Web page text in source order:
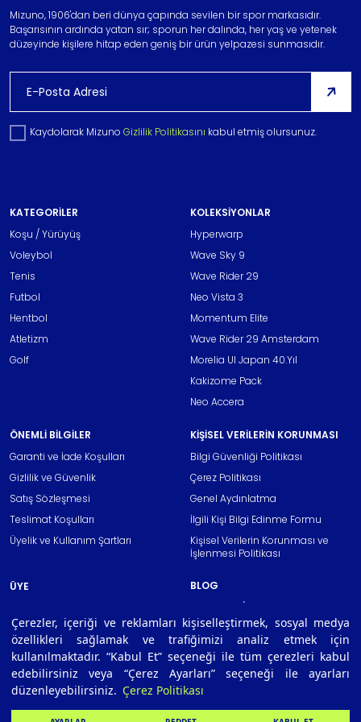
Çerezler, içeriği ve reklamları kişiselleştirmek, sosyal medya
özellikleri sağlamak ve trafiğimizi analiz etmek için
kullanılmaktadır. “Kabul Et” seçeneği ile tüm çerezleri kabul
edebilirsiniz veya “Çerez Ayarları” seçeneği ile ayarları
düzenleyebilirsiniz. Çerez Politikası
Mizuno, 1906'dan beri dünya çapında sevilen bir spor markasıdır.
Başarısının ardında yatan sır; sporun her dalında, her yaş ve yetenek
düzeyinde kişilere hitap eden geniş bir ürün yelpazesi sunmasıdır.
Kaydolarak Mizuno Gizlilik Politikasını kabul etmiş olursunuz.
KATEGORİLER
Koşu / Yürüyüş
Voleybol
Tenis
Futbol
Hentbol
Atletizm
Golf
KOLEKSİYONLAR
Hyperwarp
Wave Sky 9
Wave Rider 29
Neo Vista 3
Momentum Elite
Wave Rider 29 Amsterdam
Morelia Ul Japan 40.Yıl
Kakizome Pack
Neo Accera
ÖNEMLİ BİLGİLER
Garanti ve İade Koşulları
Gizlilik ve Güvenlik
Satış Sözleşmesi
Teslimat Koşulları
Üyelik ve Kullanım Şartları
KİŞİSEL VERİLERİN KORUNMASI
Bilgi Güvenliği Politikası
Çerez Politikası
Genel Aydınlatma
İlgili Kişi Bilgi Edinme Formu
Kişisel Verilerin Korunması ve
İşlenmesi Politikası
ÜYE
Üye Girişi
Bayi Başvurusu
Mağazalarımız
BLOG
TEKNOLOJİ
İLETİŞİM
KARİYER
MİRASIMIZ
MIZUNO TEAM
GOLF CLUB